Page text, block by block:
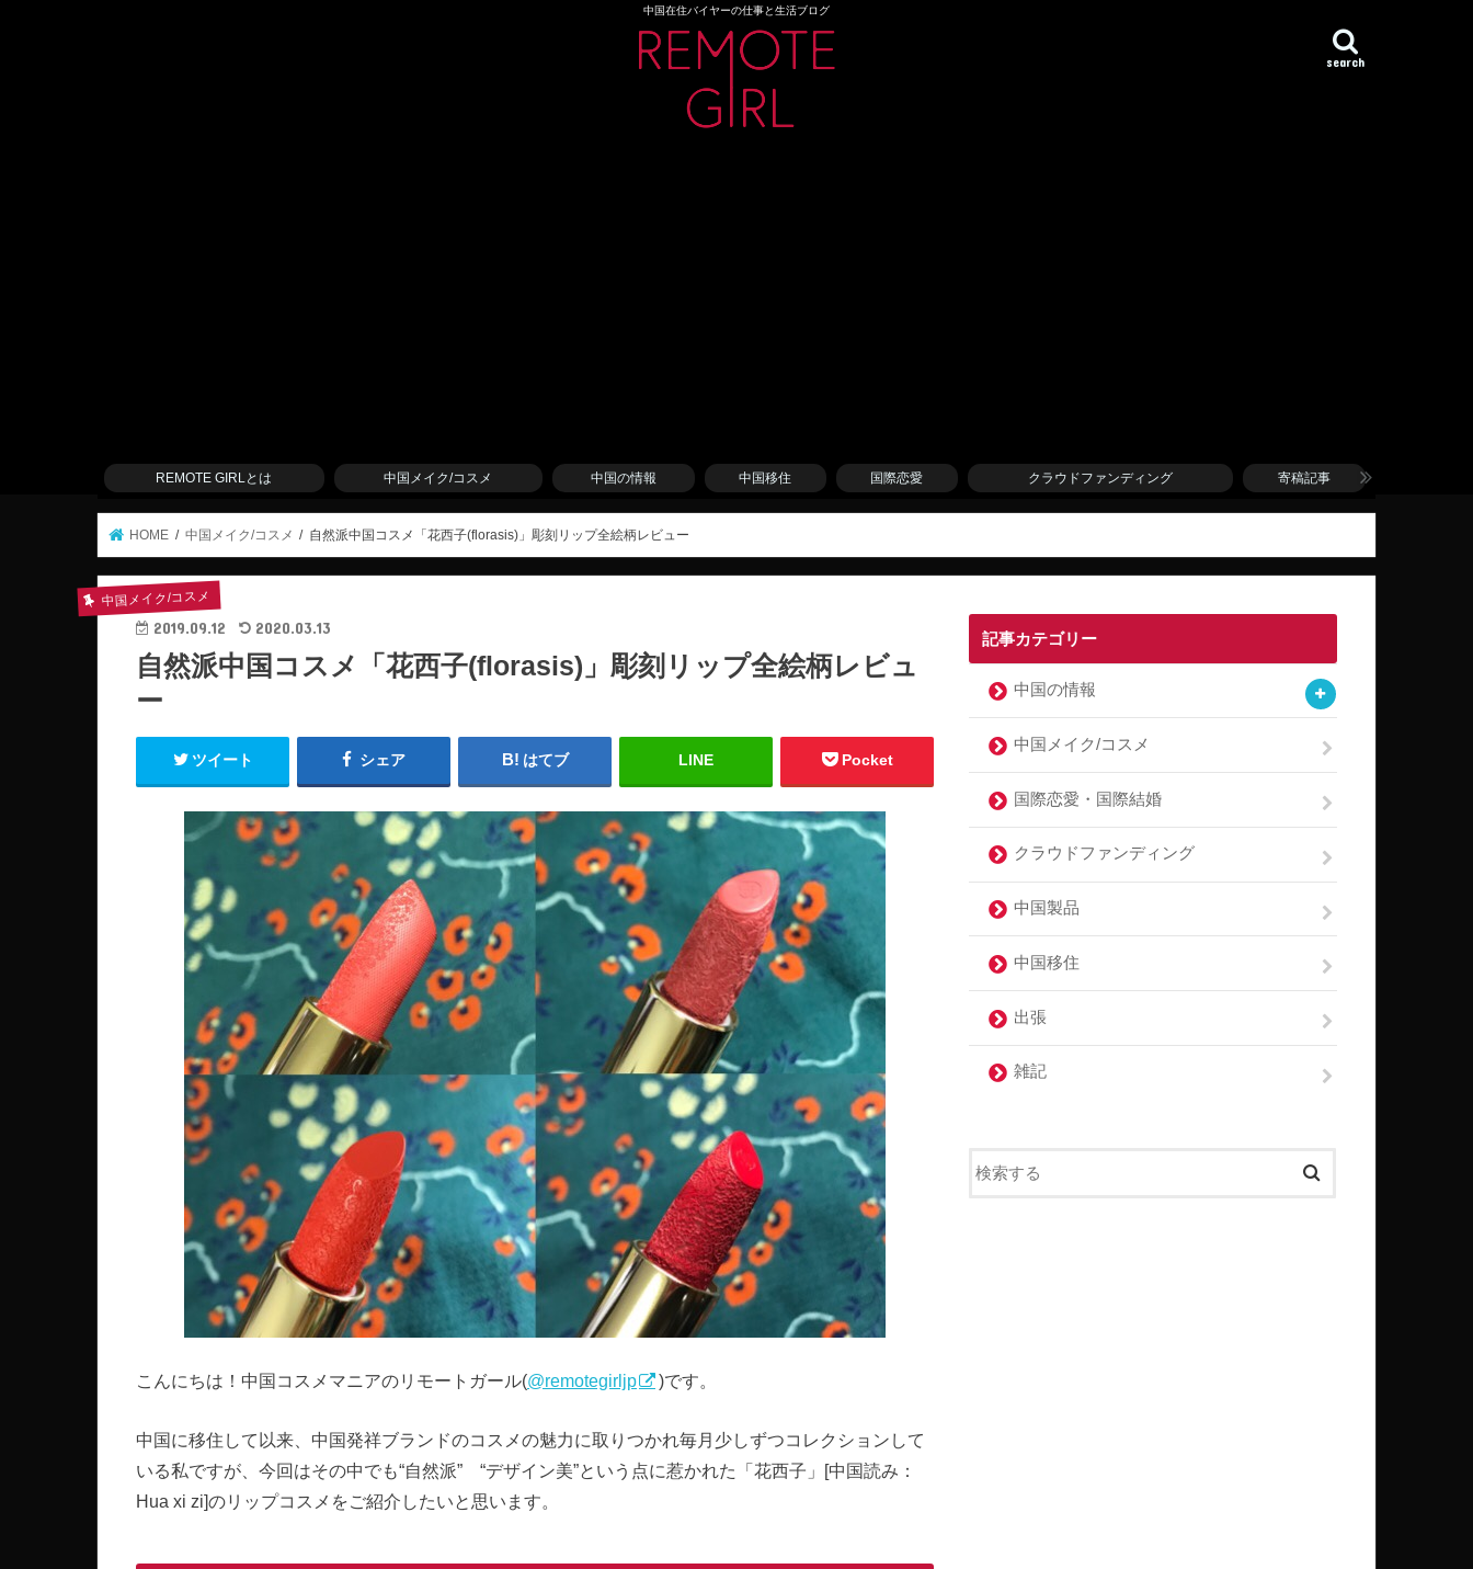
中国在住バイヤーの仕事と生活ブログ
search
REMOTE GIRLとは 中国メイク/コスメ 中国の情報 中国移住 国際恋愛 クラウドファンディング 寄稿記事
HOME 中国メイク/コスメ 自然派中国コスメ「花西子(florasis)」彫刻リップ全絵柄レビュー
中国メイク/コスメ
2019.09.12 2020.03.13
自然派中国コスメ「花西子(florasis)」彫刻リップ全絵柄レビュ
ー
ツイート シェア はてブ LINE Pocket
こんにちは！中国コスメマニアのリモートガール(@remotegirljp )です。
中国に移住して以来、中国発祥ブランドのコスメの魅力に取りつかれ毎月少しずつコレクションして
いる私ですが、今回はその中でも“自然派” “デザイン美”という点に惹かれた「花西子」[中国読み：
Hua xi zi]のリップコスメをご紹介したいと思います。
記事カテゴリー
中国の情報
中国メイク/コスメ
国際恋愛・国際結婚
クラウドファンディング
中国製品
中国移住
出張
雑記